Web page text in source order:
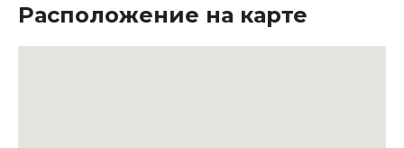
Расположение на карте